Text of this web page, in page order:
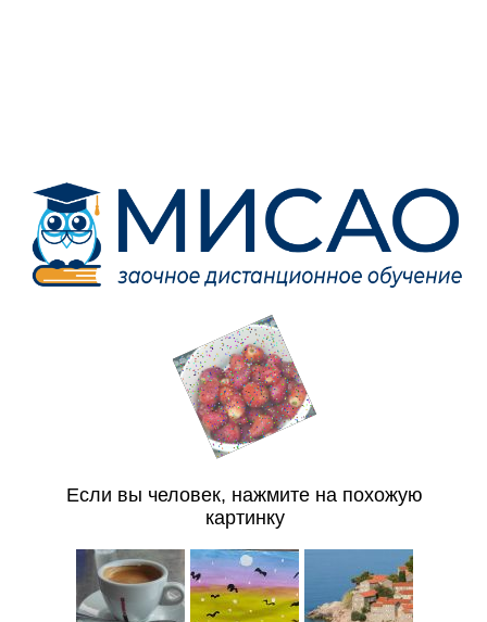
Если вы человек, нажмите на похожую
картинку